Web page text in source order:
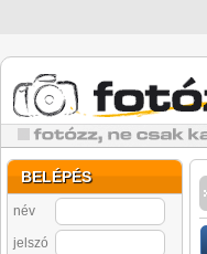
BELÉPÉS
név
jelszó